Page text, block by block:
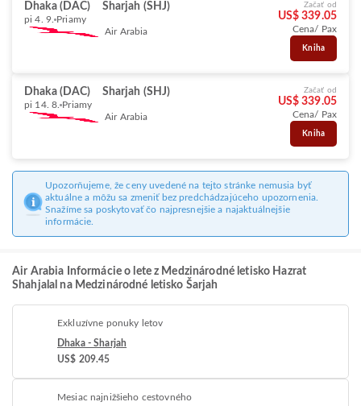
Dhaka (DAC) Sharjah (SHJ)
pi 4. 9. Priamy
Air Arabia
Začať od
US$ 339.05
Cena/ Pax
Kniha
Dhaka (DAC) Sharjah (SHJ)
pi 14. 8. Priamy
Air Arabia
Začať od
US$ 339.05
Cena/ Pax
Kniha
Upozorňujeme, že ceny uvedené na tejto stránke nemusia byť
aktuálne a môžu sa zmeniť bez predchádzajúceho upozornenia.
Snažíme sa poskytovať čo najpresnejšie a najaktuálnejšie
informácie.
Air Arabia Informácie o lete z Medzinárodné letisko Hazrat
Shahjalal na Medzinárodné letisko Šarjah
Exkluzívne ponuky letov
Dhaka - Sharjah
US$ 209.45
Mesiac najnižšieho cestovného